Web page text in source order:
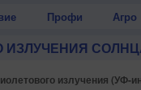
Профи Агро
ИЗЛУЧЕНИЯ